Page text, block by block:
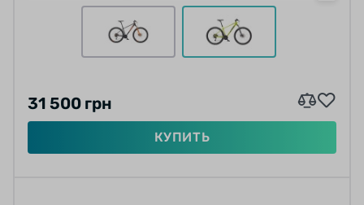
31 500 грн
КУПИТЬ